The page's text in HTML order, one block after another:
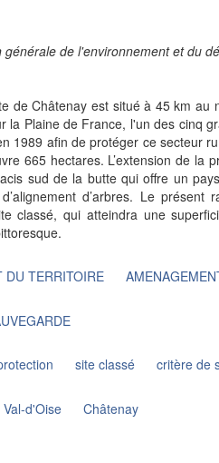
générale de l'environnement et du
de Châtenay est situé à 45 km au
la Plaine de France, l'un des cinq
1989 afin de protéger ce secteur
665 hectares. L’extension de la
sud de la butte qui offre un
d’arbres. Le
classé, qui atteindra une
DU TERRITOIRE
site classé critère de
Val-d'Oise Châtenay